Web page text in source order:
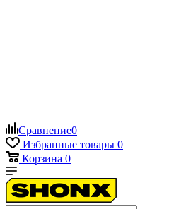
Сравнение0
Избранные товары 0
Корзина 0